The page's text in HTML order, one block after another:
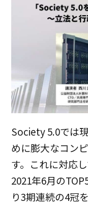
Society 5.0では
めに膨大なコン
す。これに対応
2021年6月の
り3期連続の4冠